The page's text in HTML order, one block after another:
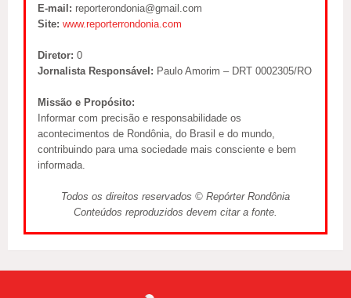
E-mail: reporterondonia@gmail.com
Site: www.reporterrondonia.com
Diretor: 0
Jornalista Responsável: Paulo Amorim – DRT 0002305/RO
Missão e Propósito:
Informar com precisão e responsabilidade os
acontecimentos de Rondônia, do Brasil e do mundo,
contribuindo para uma sociedade mais consciente e bem
informada.
Todos os direitos reservados © Repórter Rondônia
Conteúdos reproduzidos devem citar a fonte.